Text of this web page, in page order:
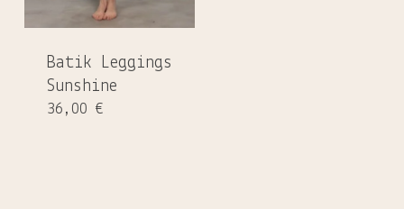
Batik Leggings
Sunshine
36,00 €